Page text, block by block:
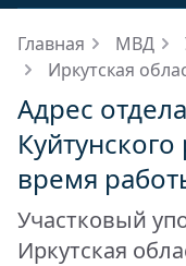
Главная МВД
Иркутская
Адрес
время
Участковый
Иркутская